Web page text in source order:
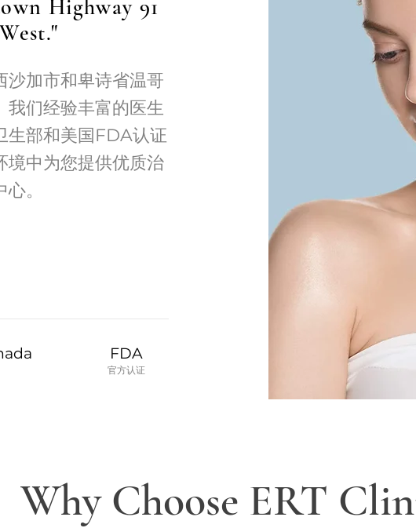
Highway 91
沙加市和卑诗省温哥
我们经验丰富的医生
生部和美国FDA认证
境中为您提供优质治
。
FDA
​官方认证
Why Choose ERT